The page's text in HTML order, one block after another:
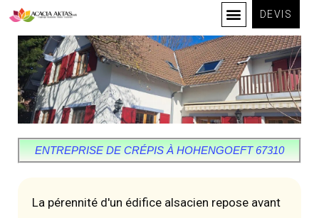
DEVIS
ENTREPRISE DE CRÉPIS À HOHENGOEFT 67310
La pérennité d'un édifice alsacien repose avant